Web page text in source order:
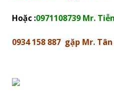
Hoặc :0971108739 Mr. Tiễn
0934 158 887 gặp Mr. Tân